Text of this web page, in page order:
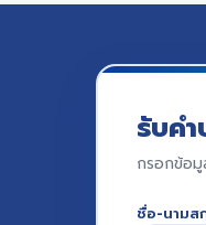
รับค
กรอกข้อ
ชื่อ-นาม